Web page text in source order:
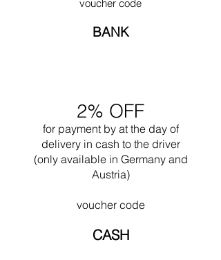
Libre'. Han tillod sig selv en vis frihed for første
gang, da han designede Ronchamp i 1950.
Ofte arbejdede han sammen med sin nevø
døde han, mens han svømmede i nærheden af
sin Cabanon i Saint Martin (det sydlige
Frankrig). Den ikoniske kollektion af LC-
møbler fra Le Corbusier: LC1, LC2, LC3, LC4
voucher code
BANK
2% OFF
for payment by at the day of
delivery in cash to the driver
(only available in Germany and
Austria)
voucher code
CASH